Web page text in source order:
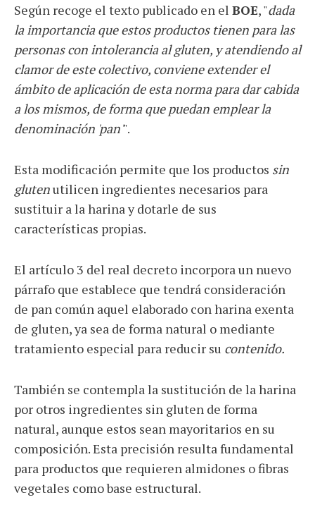
Según recoge el texto publicado en el BOE, "dada
la importancia que estos productos tienen para las
personas con intolerancia al gluten, y atendiendo al
clamor de este colectivo, conviene extender el
ámbito de aplicación de esta norma para dar cabida
a los mismos, de forma que puedan emplear la
denominación 'pan'".
Esta modificación permite que los productos sin
glutenutilicen ingredientes necesarios para
sustituir a la harina y dotarle de sus
características propias.
El artículo 3 del real decreto incorpora un nuevo
párrafo que establece que tendrá consideración
de pan común aquel elaborado con harina exenta
de gluten, ya sea de forma natural o mediante
tratamiento especial para reducir su contenido.
También se contempla la sustitución de la harina
por otros ingredientes sin gluten de forma
natural, aunque estos sean mayoritarios en su
composición. Esta precisión resulta fundamental
para productos que requieren almidones o fibras
vegetales como base estructural.